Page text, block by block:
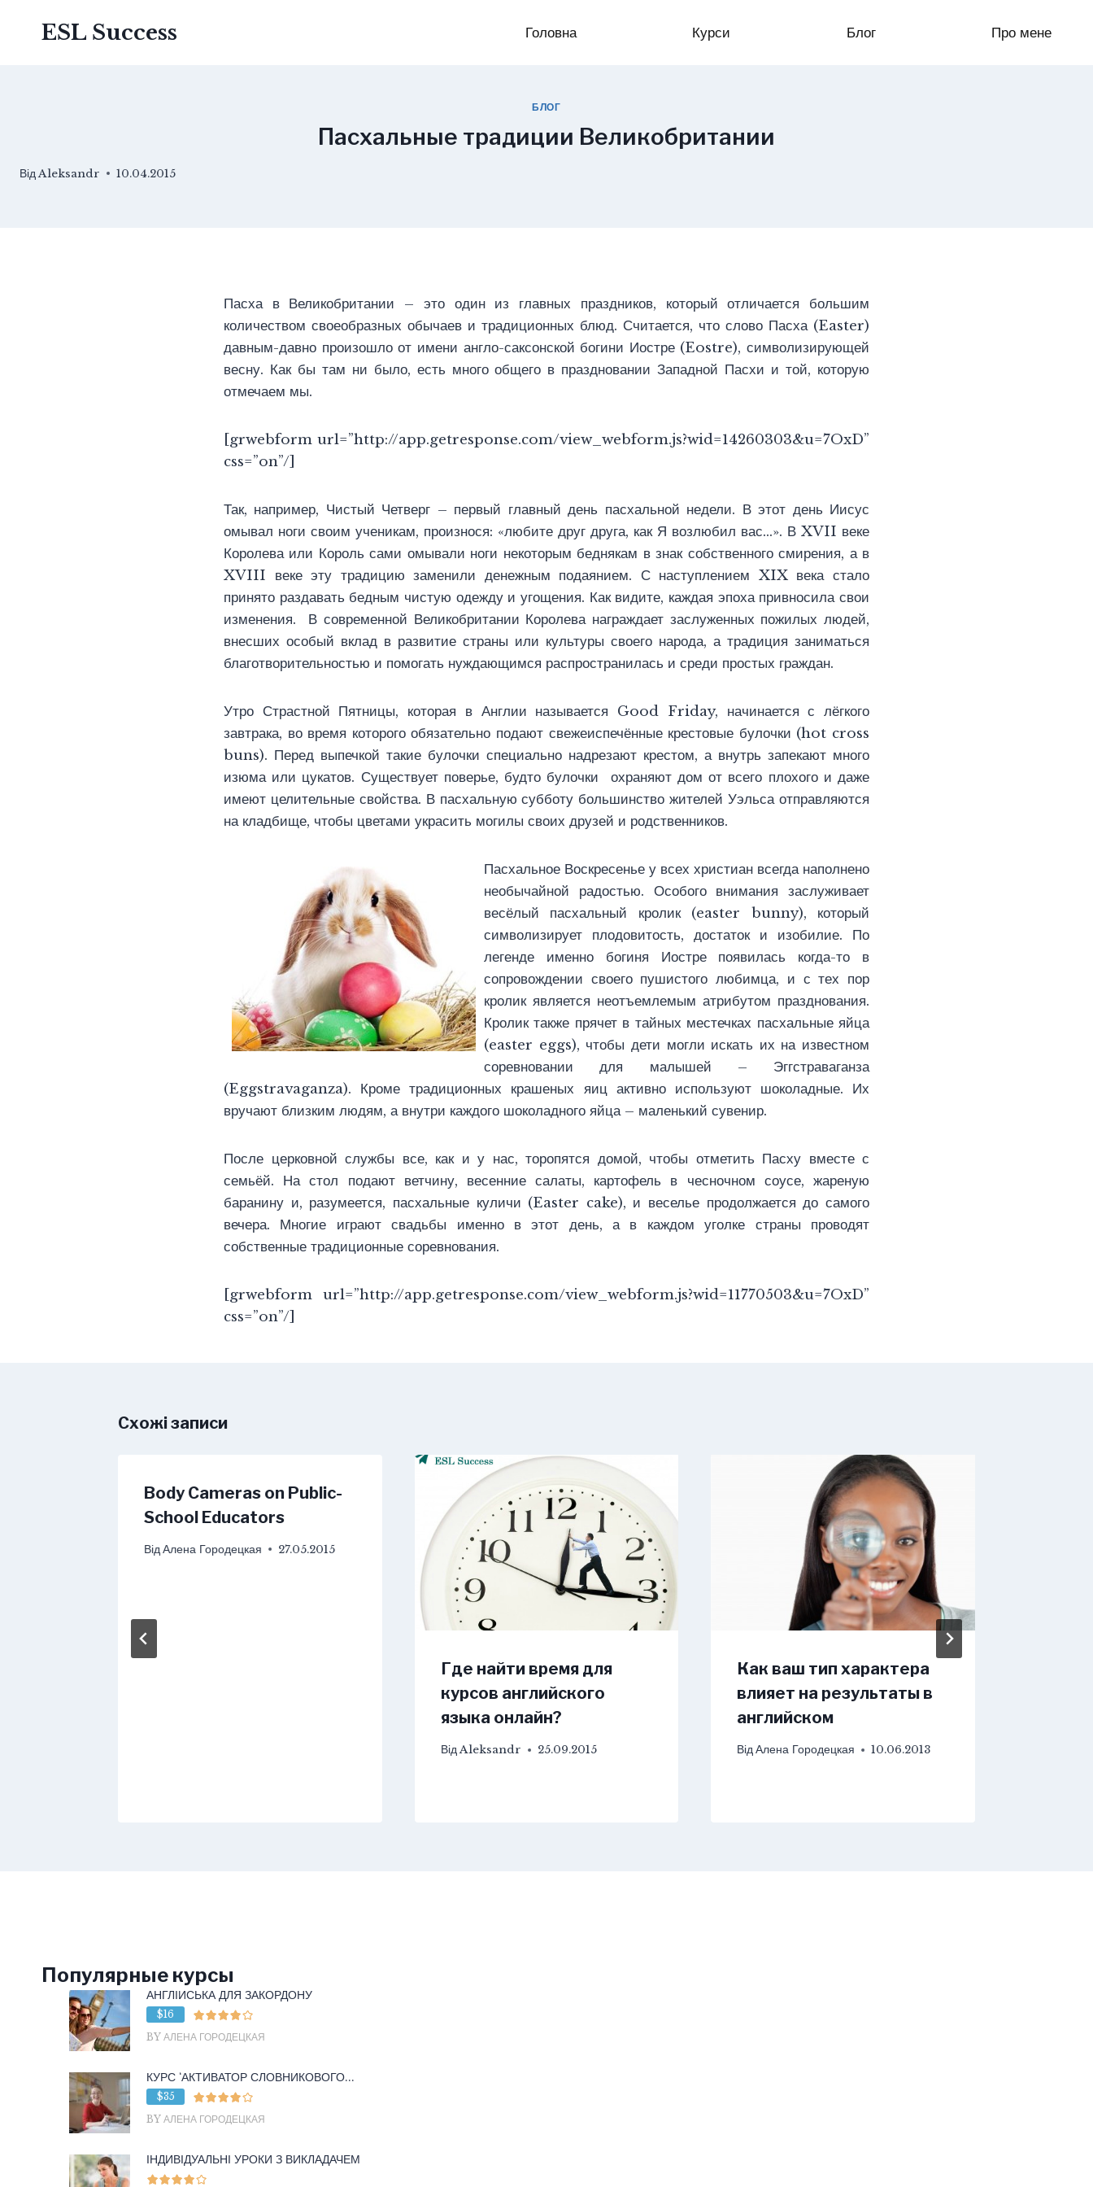
ESL Success Головна Курси Блог Про мене
БЛОГ
Пасхальные традиции Великобритании
ВідAleksandr 10.04.2015
Пасха в Великобритании – это один из главных праздников, который отличается большим
количеством своеобразных обычаев и традиционных блюд. Считается, что слово Пасха (Easter)
давным-давно произошло от имени англо-саксонской богини Иостре (Eostre), символизирующей
весну. Как бы там ни было, есть много общего в праздновании Западной Пасхи и той, которую
отмечаем мы.
[grwebform url=”http://app.getresponse.com/view_webform.js?wid=14260303&u=7OxD”
css=”on”/]
Так, например, Чистый Четверг – первый главный день пасхальной недели. В этот день Иисус
омывал ноги своим ученикам, произнося: «любите друг друга, как Я возлюбил вас…». В XVII веке
Королева или Король сами омывали ноги некоторым беднякам в знак собственного смирения, а в
XVIII веке эту традицию заменили денежным подаянием. С наступлением XIX века стало
принято раздавать бедным чистую одежду и угощения. Как видите, каждая эпоха привносила свои
изменения. В современной Великобритании Королева награждает заслуженных пожилых людей,
внесших особый вклад в развитие страны или культуры своего народа, а традиция заниматься
благотворительностью и помогать нуждающимся распространилась и среди простых граждан.
Утро Страстной Пятницы, которая в Англии называется Good Friday, начинается с лёгкого
завтрака, во время которого обязательно подают свежеиспечённые крестовые булочки (hot cross
buns). Перед выпечкой такие булочки специально надрезают крестом, а внутрь запекают много
изюма или цукатов. Существует поверье, будто булочки охраняют дом от всего плохого и даже
имеют целительные свойства. В пасхальную субботу большинство жителей Уэльса отправляются
на кладбище, чтобы цветами украсить могилы своих друзей и родственников.
Пасхальное Воскресенье у всех христиан всегда наполнено
необычайной радостью. Особого внимания заслуживает
весёлый пасхальный кролик (easter bunny), который
символизирует плодовитость, достаток и изобилие. По
легенде именно богиня Иостре появилась когда-то в
сопровождении своего пушистого любимца, и с тех пор
кролик является неотъемлемым атрибутом празднования.
Кролик также прячет в тайных местечках пасхальные яйца
(easter eggs), чтобы дети могли искать их на известном
соревновании для малышей – Эггстраваганза
(Eggstravaganza). Кроме традиционных крашеных яиц активно используют шоколадные. Их
вручают близким людям, а внутри каждого шоколадного яйца – маленький сувенир.
После церковной службы все, как и у нас, торопятся домой, чтобы отметить Пасху вместе с
семьёй. На стол подают ветчину, весенние салаты, картофель в чесночном соусе, жареную
баранину и, разумеется, пасхальные куличи (Easter cake), и веселье продолжается до самого
вечера. Многие играют свадьбы именно в этот день, а в каждом уголке страны проводят
собственные традиционные соревнования.
[grwebform url=”http://app.getresponse.com/view_webform.js?wid=11770503&u=7OxD”
css=”on”/]
Схожі записи
Body Cameras on Public-
School Educators
ВідАлена Городецкая 27.05.2015
Где найти время для
курсов английского
языка онлайн?
ВідAleksandr 25.09.2015
Как ваш тип характера
влияет на результаты в
английском
Від Алена Городецкая 10.06.2013
Популярные курсы
АНГЛІЙСЬКА ДЛЯ ЗАКОРДОНУ
$16
BY АЛЕНА ГОРОДЕЦКАЯ
КУРС ‘АКТИВАТОР СЛОВНИКОВОГО...
$35
BY АЛЕНА ГОРОДЕЦКАЯ
ІНДИВІДУАЛЬНІ УРОКИ З ВИКЛАДАЧЕМ